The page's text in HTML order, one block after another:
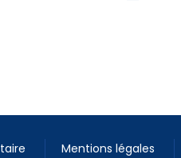
Mentions légales